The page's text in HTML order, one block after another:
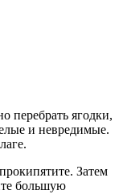
перебрать ягодки,
и невредимые.
Затем
большую